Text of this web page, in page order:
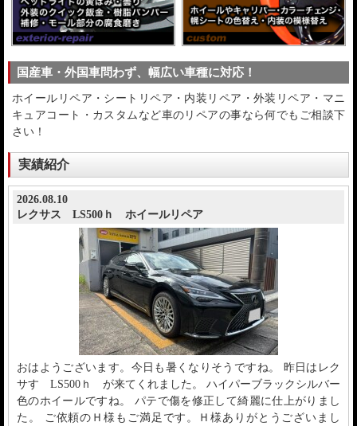
国産車・外国車問わず、幅広い車種に対応！
ホイールリペア・シートリペア・内装リペア・外装リペア・マニ
キュアコート・カスタムなど車のリペアの事なら何でもご相談下
さい！
実績紹介
2026.08.10
レクサス LS500ｈ ホイールリペア
おはようございます。今日も暑くなりそうですね。 昨日はレク
サす LS500ｈ が来てくれました。 ハイパーブラックシルバー
色のホイールですね。 パテで傷を修正して綺麗に仕上がりまし
た。 ご依頼のＨ様もご満足です。Ｈ様ありがとうございまし